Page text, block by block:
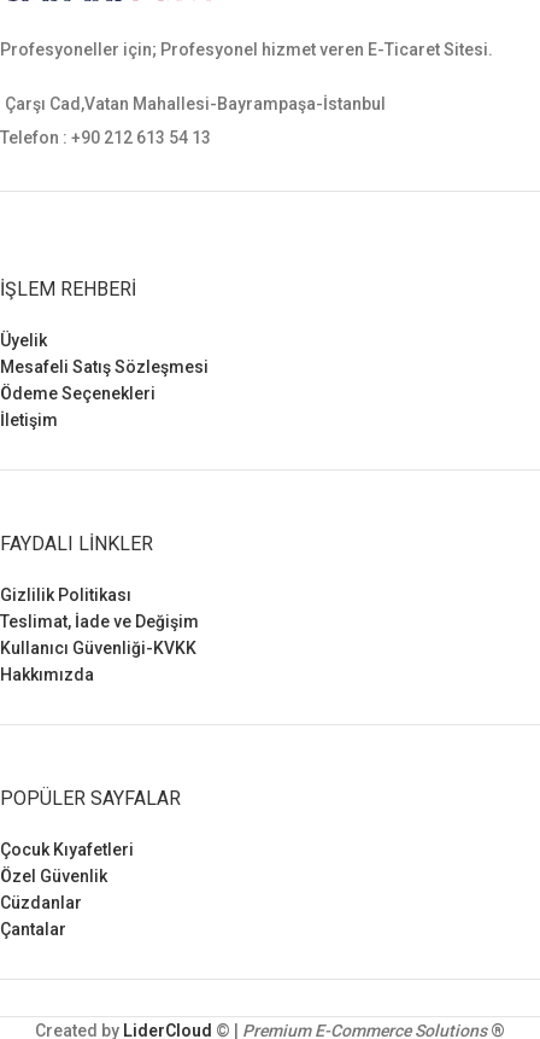
sağlamaktadır. Sarsılmaz, canik,
sauer, smith wesson gibi tüm orta
Profesyoneller için; Profesyonel hizmet veren E-Ticaret Sitesi.
Çarşı Cad,Vatan Mahallesi-Bayrampaşa-İstanbul
Telefon : +90 212 613 54 13
İŞLEM REHBERI
Üyelik
Mesafeli Satış Sözleşmesi
Ödeme Seçenekleri
İletişim
FAYDALI LINKLER
Gizlilik Politikası
Teslimat, İade ve Değişim
Kullanıcı Güvenliği-KVKK
Hakkımızda
POPÜLER SAYFALAR
Çocuk Kıyafetleri
Özel Güvenlik
Cüzdanlar
Çantalar
Created by LiderCloud © | Premium E-Commerce Solutions®